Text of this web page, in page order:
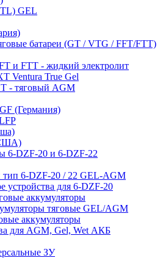
GEL
батареи (GT / VTG / FFT/FTT)
и FTT - жидкий электролит
Ventura True Gel
- тяговый AGM
(Германия)
6-DZF-20 и 6-DZF-22
тип 6-DZF-20 / 22 GEL-AGM
устройства для 6-DZF-20
аккумуляторы
тяговые GEL/AGM
аккумуляторы
для AGM, Gel, Wet АКБ
ЗУ